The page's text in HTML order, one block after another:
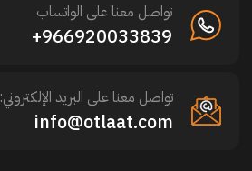
تواصل معنا على الواتساب
966920033839+
تواصل معنا على البريد الإلكتروني:
info@otlaat.com